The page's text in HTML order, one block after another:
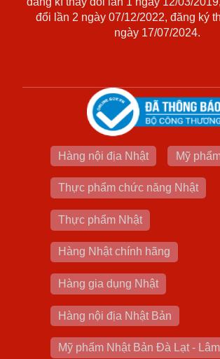
đổi lần 2 ngày 07/12/2022, đăng ký
ngày 17/07/2024.
Hàng nội địa Nhật Mỹ
Thực phẩm chức năng Nhật
Thực phẩm Nhật
Hàng Nhật chính hãng
Hàng gia dụng Nhật
Hàng nội địa Nhật Bản
Mỹ phẩm Nhật Bản Đà Lạt -